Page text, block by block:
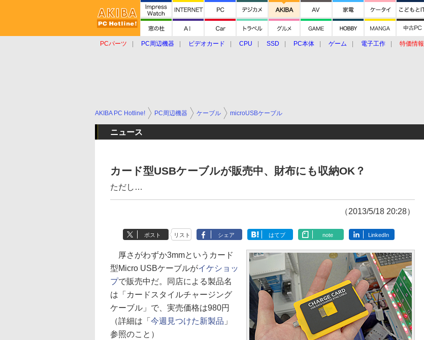
PCパーツ PC周辺機器 ビデオカード CPU SSD PC本体 ゲーム 電子工作 特価情報
AKIBA PC Hotline! PC周辺機器 ケーブル microUSBケーブル
ニュース
カード型USBケーブルが販売中、財布にも収納OK？
ただし…
（2013/5/18 20:28）
ポスト リスト シェア はてブ note LinkedIn
厚さがわずか3mmというカード
型Micro USBケーブルがイケショッ
プで販売中だ。同店による製品名
は「カードスタイルチャージング
ケーブル」で、実売価格は980円
（詳細は「 今週見つけた新製品 」
参照のこと）